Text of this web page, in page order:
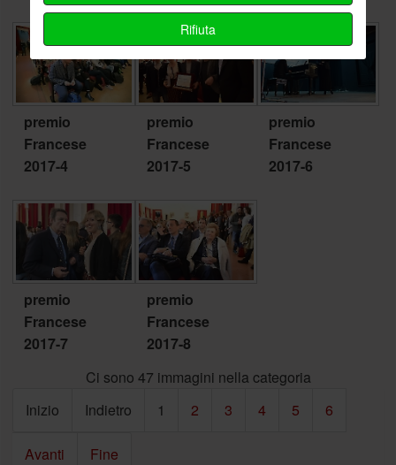
premio
Francese
2017-4
premio
Francese
2017-5
premio
Francese
2017-6
premio
Francese
2017-7
premio
Francese
2017-8
Ci sono 47 immagini nella categoria
Inizio
Indietro 1 2 3 4 5 6
Avanti Fine
Rifiuta